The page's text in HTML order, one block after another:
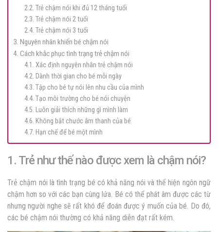
2.2. Trẻ chậm nói khi đủ 12 tháng tuổi
2.3. Trẻ chậm nói 2 tuổi
2.4. Trẻ chậm nói 3 tuổi
3. Nguyên nhân khiến bé chậm nói
4. Cách khắc phục tình trạng trẻ chậm nói
4.1. Xác định nguyên nhân trẻ chậm nói
4.2. Dành thời gian cho bé mỗi ngày
4.3. Tập cho bé tự nói lên nhu cầu của mình
4.4. Tạo môi trường cho bé nói chuyện
4.5. Luôn giải thích những gì mình làm
4.6. Không bắt chước âm thanh của bé
4.7. Hạn chế để bé một mình
1. Trẻ như thế nào được xem là chậm nói?
Trẻ chậm nói là tình trạng bé có khả năng nói và thể hiện ngôn ngữ
chậm hơn so với các bạn cùng lứa. Bé có thể phát âm được các từ
nhưng người nghe sẽ rất khó để đoán được ý muốn của bé. Do đó,
các bé chậm nói thường có khả năng diễn đạt rất kém.